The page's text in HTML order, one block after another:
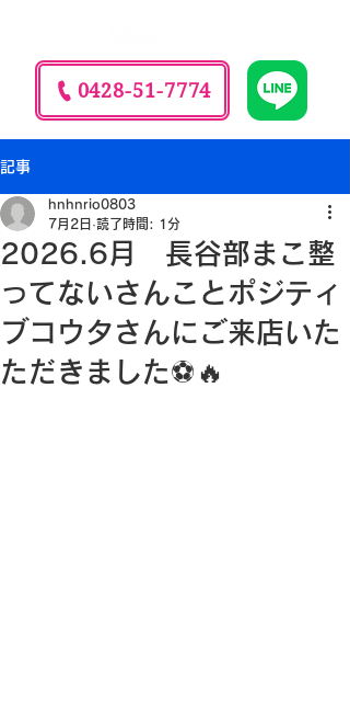
0428-51-7774
記事
2026.6月 長谷部まこ整
ってないさんことポジティ
ブコウタさんにご来店いた
ただきました⚽️🔥
hnhnrio0803
7月2日 読了時間: 1分